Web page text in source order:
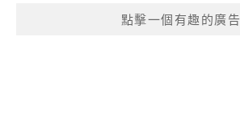
點擊一個有趣的廣告